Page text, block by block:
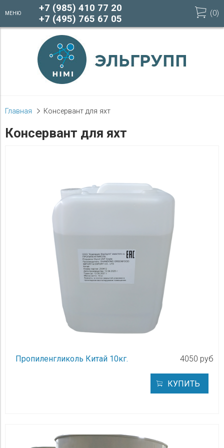
МЕНЮ
+7 (985) 410 77 20
+7 (495) 765 67 05
(0)
Главная Консервант для яхт
Консервант для яхт
Пропиленгликоль Китай 10кг. 4050 руб
КУПИТЬ